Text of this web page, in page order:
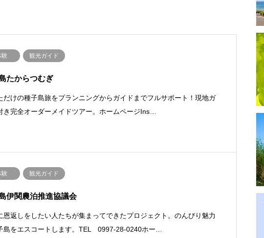
験 観光ガイド
たからつむぎ
だけの種子島旅をプランニングからガイドまでフルサポート！現地ガ
き完全オーダーメイドツアー。ホームページIns…
験 観光ガイド
伊関農泊推進協議会
恩返しをしたい人たちが集まってできたプロジェクト。のんびり魅力
島をエスコートします。TEL 0997-28-0240ホー…